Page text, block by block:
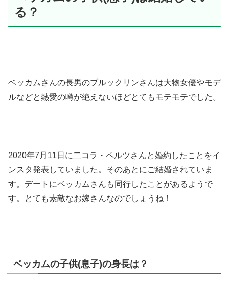
る？
ベッカムさんの長男のブルックリンさんは大物女優やモデ
ルなどと熱愛の噂が絶えないほどとてもモテモテでした。
2020年7月11日に二コラ・ペルツさんと婚約したことをイ
ンスタ発表していました。そのあとにご結婚されていま
す。デートにベッカムさんも同行したことがあるようで
す。とても素敵なお嫁さんなのでしょうね！
ベッカムの子供(息子)の身長は？